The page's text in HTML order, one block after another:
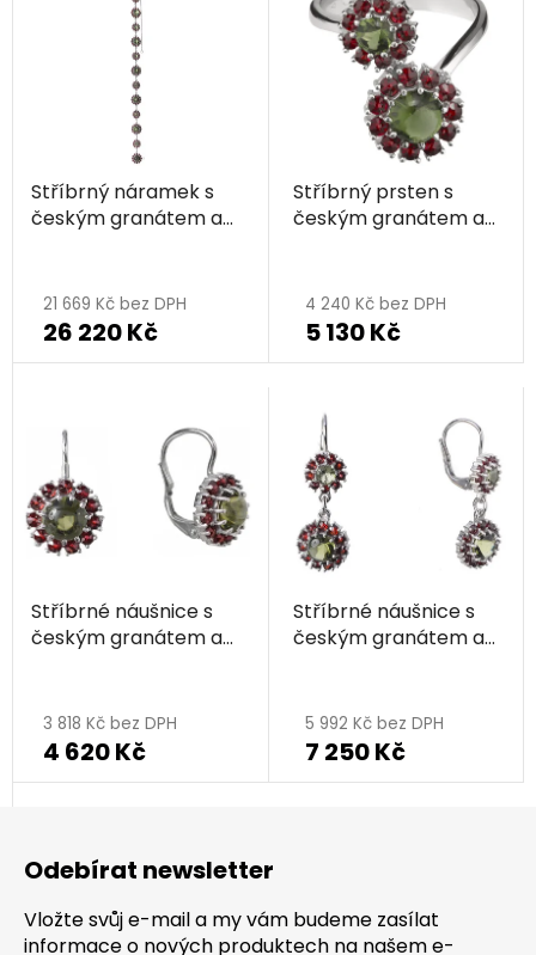
Stříbrný náramek s
českým granátem a
21 669 Kč bez DPH
26 220 Kč
Stříbrný prsten s
českým granátem a
4 240 Kč bez DPH
5 130 Kč
Stříbrné náušnice s
českým granátem a
3 818 Kč bez DPH
4 620 Kč
Stříbrné náušnice s
českým granátem a
5 992 Kč bez DPH
7 250 Kč
Odebírat newsletter
Vložte svůj e-mail a my vám budeme zasílat
informace o nových produktech na našem e-